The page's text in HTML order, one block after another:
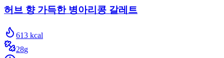
허브 향 가득한 병아리콩 갈레트
613 kcal
28g